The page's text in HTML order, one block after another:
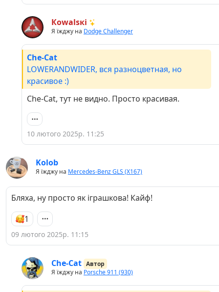
Кowаlsкі
Я їжджу на Dodge Challenger
Che-Cat
LOWERANDWIDER, вся разноцветная, но
красивое :)
Che-Cat, тут не видно. Просто красивая.
10 лютого 2025р. 11:25
Kolob
Я їжджу на Mercedes-Benz GLS (X167)
Бляха, ну просто як іграшкова! Кайф!
1
09 лютого 2025р. 11:15
Che-Cat Автор
Я їжджу на Porsche 911 (930)